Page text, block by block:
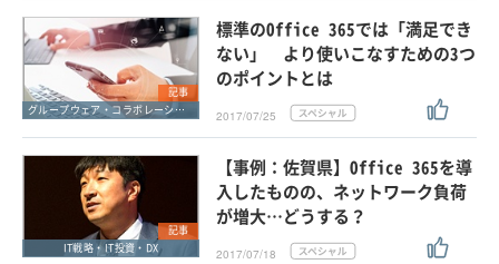
記事
グループウェア・コラボレーション
標準のOffice 365では「満足でき
ない」 より使いこなすための3つ
のポイントとは
2017/07/25
記事
IT戦略・IT投資・DX
【事例：佐賀県】Office 365を導
入したものの、ネットワーク負荷
が増大…どうする？
2017/07/18